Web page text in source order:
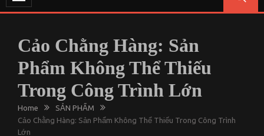
navigation
Cảo Chằng Hàng: Sản
Phẩm Không Thể Thiếu
Trong Công Trình Lớn
Home
SẢN PHẨM
Cảo Chằng Hàng: Sản Phẩm Không Thể Thiếu Trong Công Trình
Lớn